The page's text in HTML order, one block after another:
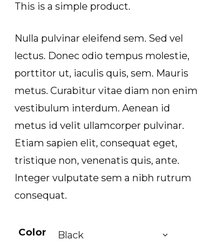
This is a simple product.
Nulla pulvinar eleifend sem. Sed vel
lectus. Donec odio tempus molestie,
porttitor ut, iaculis quis, sem. Mauris
metus. Curabitur vitae diam non enim
vestibulum interdum. Aenean id
metus id velit ullamcorper pulvinar.
Etiam sapien elit, consequat eget,
tristique non, venenatis quis, ante.
Integer vulputate sem a nibh rutrum
consequat.
Color